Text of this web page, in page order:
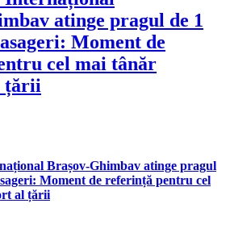
atinge pragul de 1
Moment de
cel mai tânăr
țării
Brașov‑Ghimbav atinge pragul
Moment de referință pentru cel
al țării